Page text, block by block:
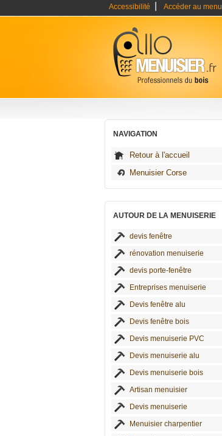
Accessibilité Accéder au menu
NAVIGATION
Retour à l'accueil
Menuisier Corse
AUTOUR DE LA MENUISERIE
devis fenêtre
rénovation menuiserie
devis porte-fenêtre
Entreprises menuiserie
Devis fenêtre alu
Devis fenêtre bois
Devis menuiserie PVC
Devis menuiserie alu
Devis menuiserie bois
Artisan menuisier
Devis menuiserie
Menuisier charpentier